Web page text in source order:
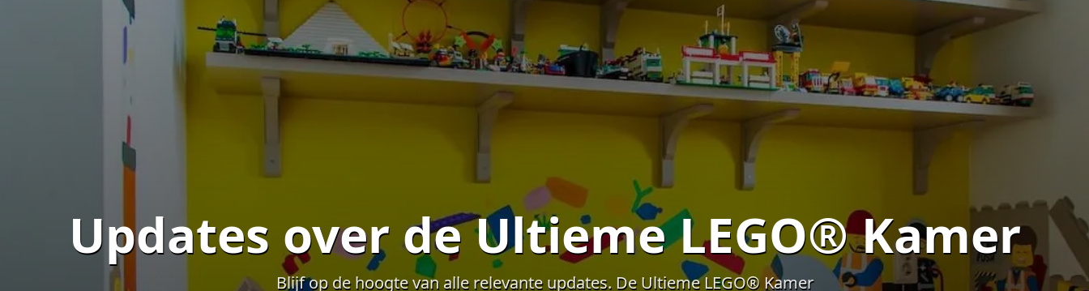
Updates over de Ultieme LEGO® Kamer
Blijf op de hoogte van alle relevante updates. De Ultieme LEGO® Kamer